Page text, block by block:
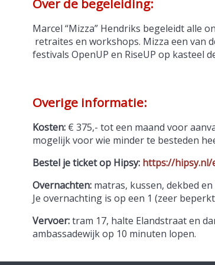
Over de begeleiding:
Marcel “Mizza” Hendriks begeleidt alle
retraites en workshops. Mizza een van
festivals OpenUP en RiseUP op kasteel
Overige informatie:
Kosten: € 375,- tot een maand voor
mogelijk voor wie minder te besteden
Bestel je ticket op Hipsy: https://
Overnachten: matras, kussen, dekbed
Je overnachting is op een 1 (zeer
Vervoer:tram 17, halte Elandstraat en
ambassadewijk op 10 minuten lopen.